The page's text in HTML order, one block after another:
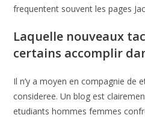
frequentent souvent les pages
Laquelle nouveaux
certains accomplir
Il n’y a moyen en compagnie de
consideree. Un blog est
etudiants hommes femmes